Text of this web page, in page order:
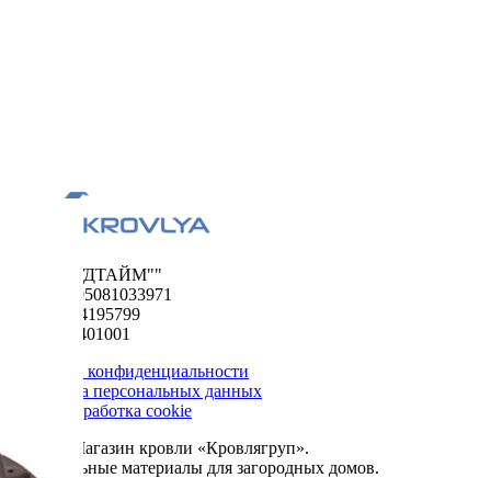
ООО "ФУДТАЙМ""
ОГРН 1195081033971
ИНН 5024195799
КПП 502401001
Политика конфиденциальности
Обработка персональных данных
Сбор и обработка cookie
© 2026. Магазин кровли «Кровлягруп».
Строительные материалы для загородных домов.